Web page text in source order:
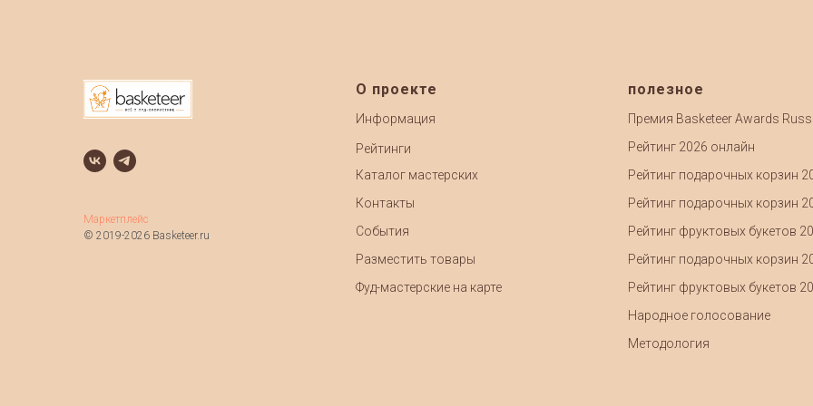
Маркетплейс
© 2019-2026 Basketeer.ru
О проекте
Информация
Рейтинги
Каталог мастерских
Контакты
События
Разместить товары
Фуд-мастерские на карте
полезное
Премия Basketeer Awards
Рейтинг 2026 онлайн
Рейтинг подарочных корзин
Рейтинг подарочных корзин
Рейтинг фруктовых букетов
Рейтинг подарочных корзин
Рейтинг фруктовых букетов
Народное голосование
Методология